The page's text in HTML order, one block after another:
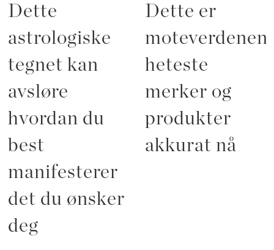
Dette
astrologiske
tegnet kan
avsløre
hvordan du
best
manifesterer
det du ønsker
deg
Dette er
heteste
merker og
produkter
akkurat nå